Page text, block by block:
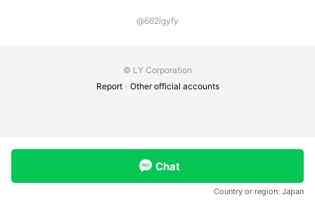
@662lgyfy
© LY Corporation
Report
Other official accounts
Chat
Country or region: Japan